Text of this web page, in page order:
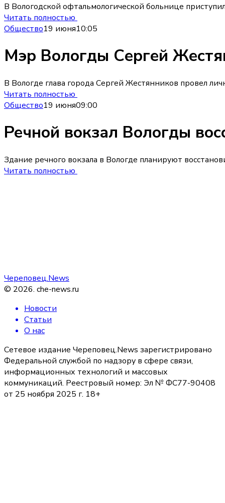
В Вологодской офтальмологической больнице
Читать полностью
Общество19 июня10:05
Мэр Вологды Сергей
В Вологде глава города Сергей Жестянников провел
Читать полностью
Общество19 июня09:00
Речной вокзал Вологды
Здание речного вокзала в Вологде планируют
Читать полностью
Череповец.News
© 2026. che-news.ru
Новости
Статьи
О нас
Сетевое издание Череповец.News зарегистрировано
Федеральной службой по надзору в сфере связи,
информационных технологий и массовых
коммуникаций. Реестровый номер: Эл № ФС77-90408
от 25 ноября 2025 г. 18+